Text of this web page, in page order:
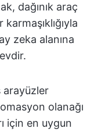
dağınık araç
zeka alanına
arayüzler
olanağı
için en uygun